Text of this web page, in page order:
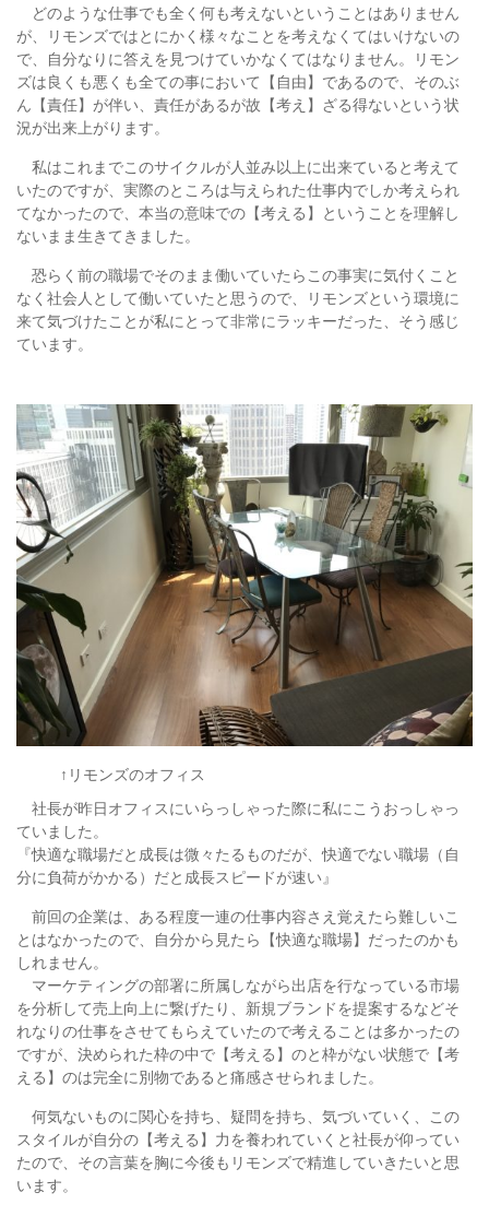
どのような仕事でも全く何も考えないということはありません
が、リモンズではとにかく様々なことを考えなくてはいけないの
で、自分なりに答えを見つけていかなくてはなりません。リモン
ズは良くも悪くも全ての事において【自由】であるので、そのぶ
ん【責任】が伴い、責任があるが故【考え】ざる得ないという状
況が出来上がります。
私はこれまでこのサイクルが人並み以上に出来ていると考えて
いたのですが、実際のところは与えられた仕事内でしか考えられ
てなかったので、本当の意味での【考える】ということを理解し
ないまま生きてきました。
恐らく前の職場でそのまま働いていたらこの事実に気付くこと
なく社会人として働いていたと思うので、リモンズという環境に
来て気づけたことが私にとって非常にラッキーだった、そう感じ
ています。
↑リモンズのオフィス
社長が昨日オフィスにいらっしゃった際に私にこうおっしゃっ
ていました。
『快適な職場だと成長は微々たるものだが、快適でない職場（自
分に負荷がかかる）だと成長スピードが速い』
前回の企業は、ある程度一連の仕事内容さえ覚えたら難しいこ
とはなかったので、自分から見たら【快適な職場】だったのかも
しれません。
マーケティングの部署に所属しながら出店を行なっている市場
を分析して売上向上に繋げたり、新規ブランドを提案するなどそ
れなりの仕事をさせてもらえていたので考えることは多かったの
ですが、決められた枠の中で【考える】のと枠がない状態で【考
える】のは完全に別物であると痛感させられました。
何気ないものに関心を持ち、疑問を持ち、気づいていく、この
スタイルが自分の【考える】力を養われていくと社長が仰ってい
たので、その言葉を胸に今後もリモンズで精進していきたいと思
います。